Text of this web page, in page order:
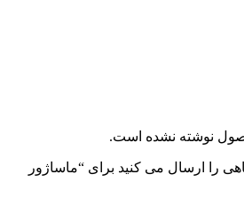
نوشته نشده است.
را ارسال می کنید برای “ماساژور